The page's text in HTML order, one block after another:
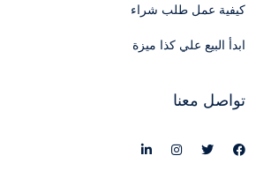
كيفية عمل طلب شراء
ابدأ البيع علي كذا ميزة
تواصل معنا